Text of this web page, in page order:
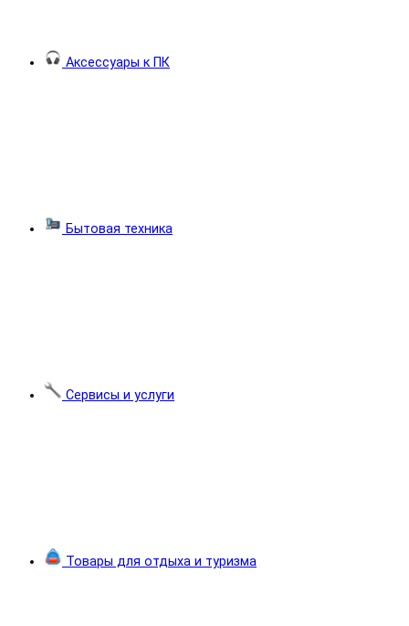
Аксессуары к ПК
Бытовая техника
Сервисы и услуги
Товары для отдыха и туризма